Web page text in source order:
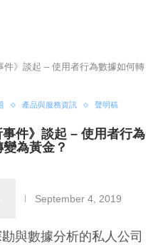
件》談起 – 使用者行為數據如何轉
產品與服務資訊 聲明稿
件》談起 – 使用者行為
為黃金？
September 4, 2019
與數據分析的私人公司